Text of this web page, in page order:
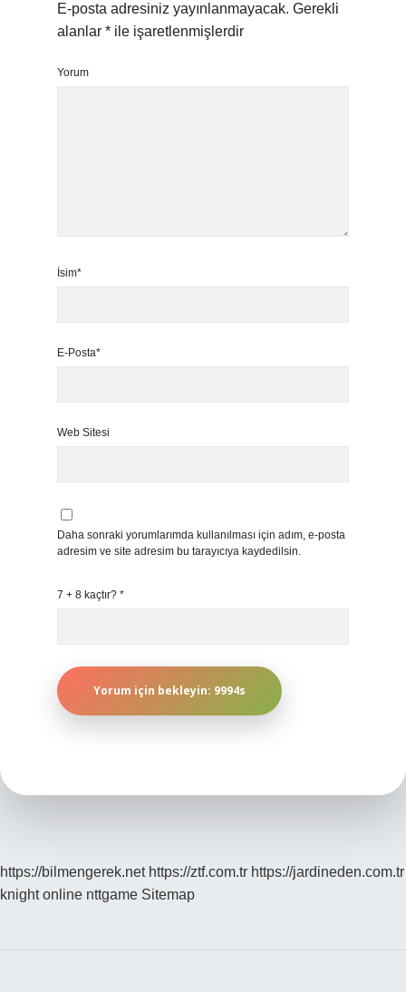
E-posta adresiniz yayınlanmayacak. Gerekli
alanlar * ile işaretlenmişlerdir
Yorum
İsim*
E-Posta*
Web Sitesi
Daha sonraki yorumlarımda kullanılması için adım, e-posta
adresim ve site adresim bu tarayıcıya kaydedilsin.
7 + 8 kaçtır? *
https://bilmengerek.net https://ztf.com.tr https://jardineden.com.tr
knight online nttgame Sitemap